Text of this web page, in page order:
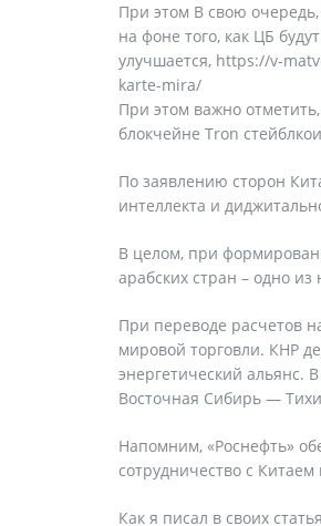
При этом В свою
на фоне того, как ЦБ
улучшается, https://v-
karte-mira/
При этом важно
блокчейне Tron
По заявлению сторон
интеллекта и
В целом, при
арабских стран – одно
При переводе расчетов
мировой торговли. КНР
энергетический альянс.
Восточная Сибирь —
Напомним, «Роснефть»
сотрудничество с
Как я писал в своих